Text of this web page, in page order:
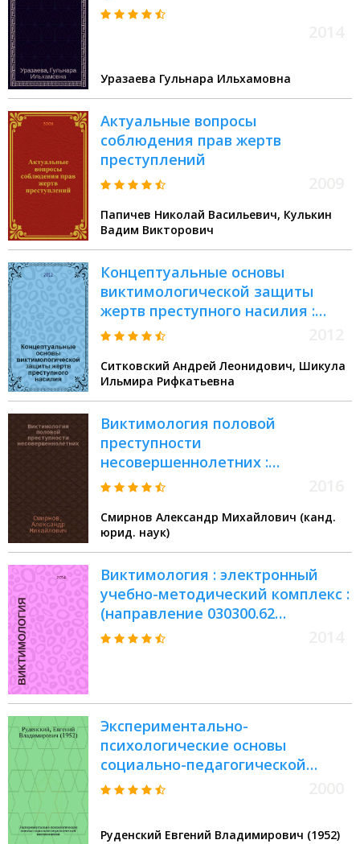
Уразаева Гульнара Ильхамовна
Актуальные вопросы
соблюдения прав жертв
преступлений
Папичев Николай Васильевич, Кулькин
Вадим Викторович
Концептуальные основы
виктимологической защиты
жертв преступного насилия :
учебное пособие
Ситковский Андрей Леонидович, Шикула
Ильмира Рифкатьевна
Виктимология половой
преступности
несовершеннолетних :
монография
Смирнов Александр Михайлович (канд.
юрид. наук)
Виктимология : электронный
учебно-методический комплекс :
(направление 030300.62
«Психология», профиль
Экспериментально-
психологические основы
социально-педагогической
виктимологии
Руденский Евгений Владимирович (1952)